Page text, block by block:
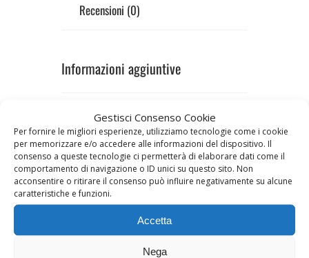
Gestisci Consenso Cookie
Per fornire le migliori esperienze, utilizziamo tecnologie come i cookie
per memorizzare e/o accedere alle informazioni del dispositivo. Il
consenso a queste tecnologie ci permetterà di elaborare dati come il
comportamento di navigazione o ID unici su questo sito. Non
acconsentire o ritirare il consenso può influire negativamente su alcune
caratteristiche e funzioni.
Accetta
Nega
Recensioni (0)
Informazioni aggiuntive
Peso
3 kg
Prodotti correlati